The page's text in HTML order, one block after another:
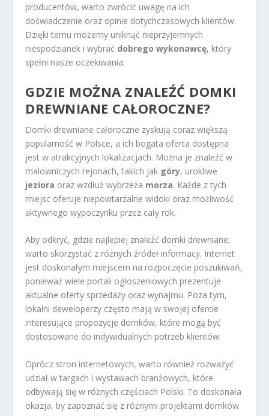
producentów, warto zwrócić uwagę na ich
doświadczenie oraz opinie dotychczasowych klientów.
Dzięki temu możemy uniknąć nieprzyjemnych
niespodzianek i wybrać dobrego wykonawcę, który
spełni nasze oczekiwania.
GDZIE MOŻNA ZNALEŹĆ DOMKI
DREWNIANE CAŁOROCZNE?
Domki drewniane całoroczne zyskują coraz większą
popularność w Polsce, a ich bogata oferta dostępna
jest w atrakcyjnych lokalizacjach. Można je znaleźć w
malowniczych rejonach, takich jak góry, urokliwe
jeziora oraz wzdłuż wybrzeża morza. Każde z tych
miejsc oferuje niepowtarzalne widoki oraz możliwość
aktywnego wypoczynku przez cały rok.
Aby odkryć, gdzie najlepiej znaleźć domki drewniane,
warto skorzystać z różnych źródeł informacji. Internet
jest doskonałym miejscem na rozpoczęcie poszukiwań,
ponieważ wiele portali ogłoszeniowych prezentuje
aktualne oferty sprzedaży oraz wynajmu. Poza tym,
lokalni deweloperzy często mają w swojej ofercie
interesujące propozycje domków, które mogą być
dostosowane do indywidualnych potrzeb klientów.
Oprócz stron internetowych, warto również rozważyć
udział w targach i wystawach branżowych, które
odbywają się w różnych częściach Polski. To doskonała
okazja, by zapoznać się z różnymi projektami domków